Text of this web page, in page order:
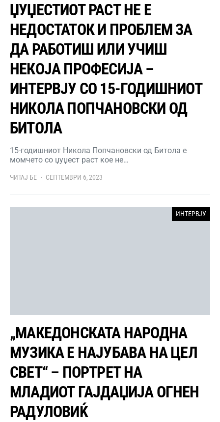
ЏУЏЕСТИОТ РАСТ НЕ Е
НЕДОСТАТОК И ПРОБЛЕМ ЗА
ДА РАБОТИШ ИЛИ УЧИШ
НЕКОЈА ПРОФЕСИЈА –
ИНТЕРВЈУ СО 15-ГОДИШНИОТ
НИКОЛА ПОПЧАНОВСКИ ОД
БИТОЛА
15-годишниот Никола Попчановски од Битола е
момчето со џуџест раст кое не…
ЧИТАЈ БЕ СЕПТЕМВРИ 6, 2023
ИНТЕРВЈУ
„МАКЕДОНСКАТА НАРОДНА
МУЗИКА Е НАЈУБАВА НА ЦЕЛ
СВЕТ“ – ПОРТРЕТ НА
МЛАДИОТ ГАЈДАЏИЈА ОГНЕН
РАДУЛОВИЌ